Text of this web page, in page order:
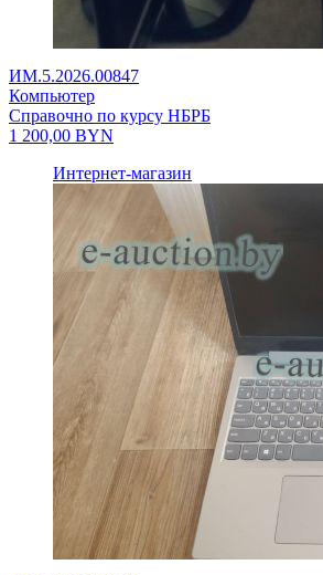
ИМ.5.2026.00847
Компьютер
Справочно по курсу НБРБ
1 200,00 BYN
Интернет-магазин